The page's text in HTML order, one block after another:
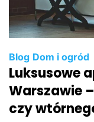
Blog Dom i ogród
Luksusowe
Warszawie
czy